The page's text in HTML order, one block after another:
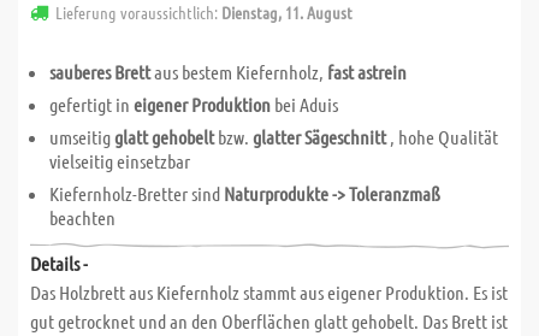
Lieferung voraussichtlich: Dienstag, 11. August
sauberes Brettaus bestem Kiefernholz, fast astrein
gefertigt in eigener Produktion bei Aduis
umseitigglatt gehobeltbzw. glatter Sägeschnitt, hohe Qualität
vielseitig einsetzbar
Kiefernholz-Bretter sind Naturprodukte -> Toleranzmaß
beachten
Details -
Das Holzbrett aus Kiefernholz stammt aus eigener Produktion. Es ist
gut getrocknet und an den Oberflächen glatt gehobelt. Das Brett ist